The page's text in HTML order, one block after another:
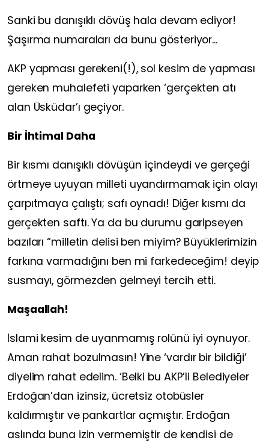
Sanki bu danışıklı dövüş hala devam ediyor!
Şaşırma numaraları da bunu gösteriyor...
AKP yapması gerekeni(!), sol kesim de yapması
gereken muhalefeti yaparken ‘gerçekten atı
alan Üsküdar’ı geçiyor.
Bir İhtimal Daha
Bir kısmı danışıklı dövüşün içindeydi ve gerçeği
örtmeye uyuyan milleti uyandırmamak için olayı
çarpıtmaya çalıştı; safı oynadı! Diğer kısmı da
gerçekten saftı. Ya da bu durumu garipseyen
bazıları “milletin delisi ben miyim? Büyüklerimizin
farkına varmadığını ben mi farkedeceğim! deyip
susmayı, görmezden gelmeyi tercih etti.
Maşaallah!
İslami kesim de uyanmamış rolünü iyi oynuyor.
Aman rahat bozulmasın! Yine ‘vardır bir bildiği’
diyelim rahat edelim. ‘Belki bu AKP’li Belediyeler
Erdoğan’dan izinsiz, ücretsiz otobüsler
kaldırmıştır ve pankartlar açmıştır. Erdoğan
aslında buna izin vermemiştir de kendisi de